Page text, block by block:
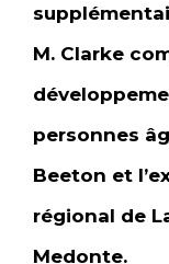
M. Clarke
personnes
Beeton et
régional de
Medonte.